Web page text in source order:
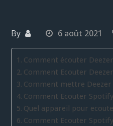
By 6 août 2021
Comment écouter
Comment Ecouter
Comment mettre Deezer
Comment Ecouter
Quel appareil pour
Comment Ecouter